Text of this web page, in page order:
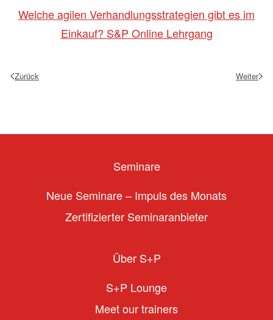
Welche agilen Verhandlungsstrategien gibt es im
Einkauf? S&P Online Lehrgang
Zurück Weiter
Seminare
Neue Seminare – Impuls des Monats
Zertifizierter Seminaranbieter
Über S+P
S+P Lounge
Meet our trainers